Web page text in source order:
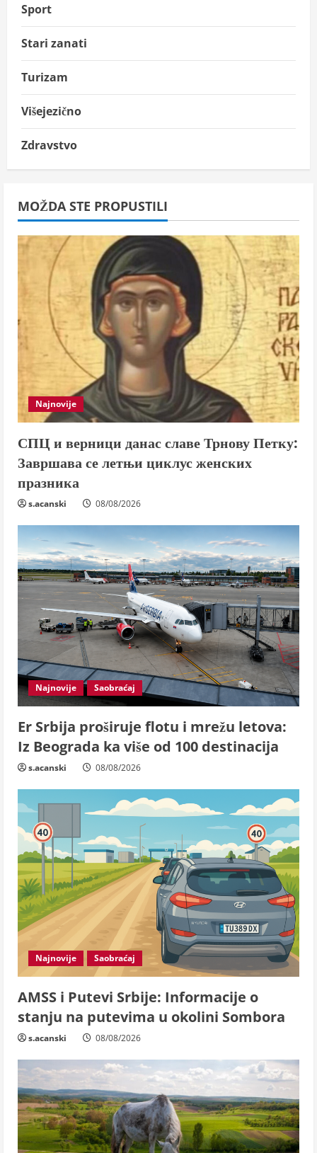
Sport
Stari zanati
Turizam
Višejezično
Zdravstvo
MOŽDA STE PROPUSTILI
Najnovije
СПЦ и верници данас славе Трнову Петку:
Завршава се летњи циклус женских
празника
s.acanski 08/08/2026
Najnovije Saobraćaj
Er Srbija proširuje flotu i mrežu letova:
Iz Beograda ka više od 100 destinacija
s.acanski 08/08/2026
Najnovije Saobraćaj
AMSS i Putevi Srbije: Informacije o
stanju na putevima u okolini Sombora
s.acanski 08/08/2026